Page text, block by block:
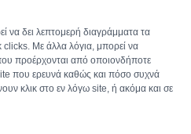
να δει λεπτομερή διαγράμματα τα
clicks. Με άλλα λόγια, μπορεί να
προέρχονται από οποιονδήποτε
που ερευνά καθώς και πόσο συχνά
κλικ στο εν λόγω site, ή ακόμα και σε